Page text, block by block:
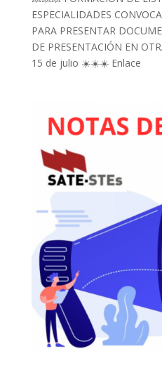
ESPECIALIDADES
PARA PRESENTAR
DE PRESENTACIÓN EN
15 de julio ☀️☀️☀️ Enlace